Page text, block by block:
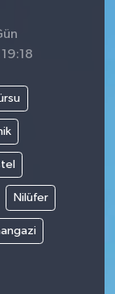
Nilüfer